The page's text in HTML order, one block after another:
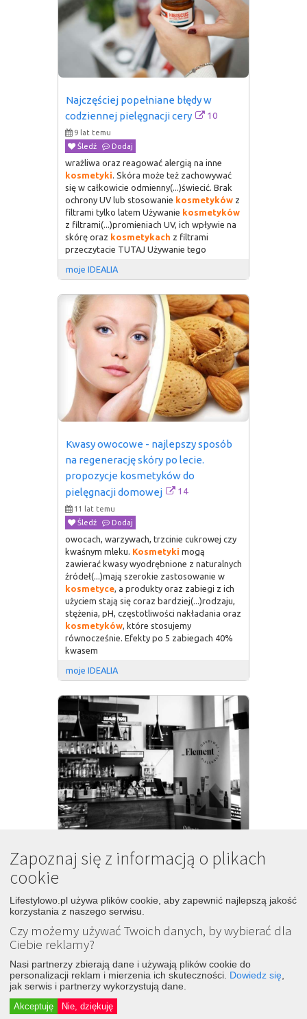
Najczęściej popełniane błędy w
codziennej pielęgnacji cery
10
9 lat temu
Śledź
Dodaj
wrażliwa oraz reagować alergią na inne
kosmetyki. Skóra może też zachowywać
się w całkowicie odmienny(...)świecić. Brak
ochrony UV lub stosowanie kosmetyków z
filtrami tylko latem Używanie kosmetyków
z filtrami(...)promieniach UV, ich wpływie na
skórę oraz kosmetykach z filtrami
przeczytacie TUTAJ Używanie tego
moje IDEALIA
Kwasy owocowe - najlepszy sposób
na regenerację skóry po lecie.
propozycje kosmetyków do
pielęgnacji domowej
14
11 lat temu
Śledź
Dodaj
owocach, warzywach, trzcinie cukrowej czy
kwaśnym mleku. Kosmetyki mogą
zawierać kwasy wyodrębnione z naturalnych
źródeł(...)mają szerokie zastosowanie w
kosmetyce, a produkty oraz zabiegi z ich
użyciem stają się coraz bardziej(...)rodzaju,
stężenia, pH, częstotliwości nakładania oraz
kosmetyków, które stosujemy
równocześnie. Efekty po 5 zabiegach 40%
kwasem
moje IDEALIA
Kosmetyki do walki ze stereotypem?
19
Śledź
Dodaj
się tak samo jak my. Przemianom ulegają
kosmetykii ich składy, ale także nasze
przyzwyczajenia(...)botoks działa składnik
aktywny zawarty w serii
_Element – odpowiednik jadu żmii, czyli
substancja stworzona(...)zawartej w
prawdziwym jadzie. Stosowany w
kosmetykach
ale także w widoczny
Zapoznaj się z informacją o plikach
cookie
Lifestylowo.pl używa plików cookie, aby zapewnić najlepszą jakość
korzystania z naszego serwisu.
Czy możemy używać Twoich danych, by wybierać dla
Ciebie reklamy?
Nasi partnerzy zbierają dane i używają plików cookie do
personalizacji reklam i mierzenia ich skuteczności. Dowiedz się
jak serwis i partnerzy wykorzystują dane.
Akceptuję Nie, dziękuję